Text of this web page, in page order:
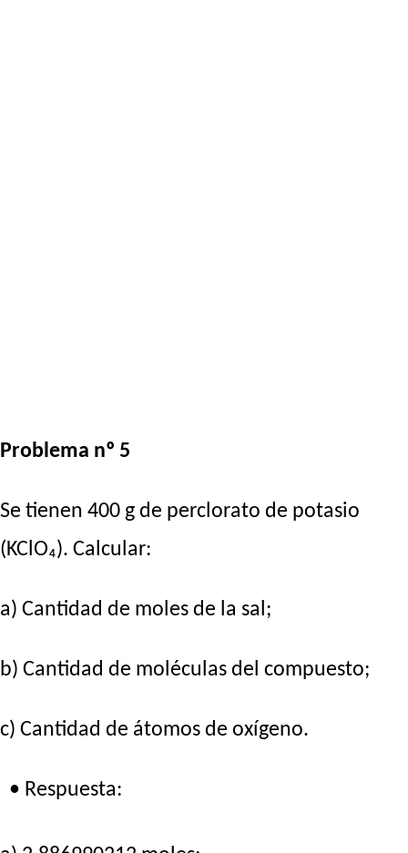
Problema nº 5
Se tienen 400 g de perclorato de potasio
(KClO₄). Calcular:
a) Cantidad de moles de la sal;
b) Cantidad de moléculas del compuesto;
c) Cantidad de átomos de oxígeno.
• Respuesta: